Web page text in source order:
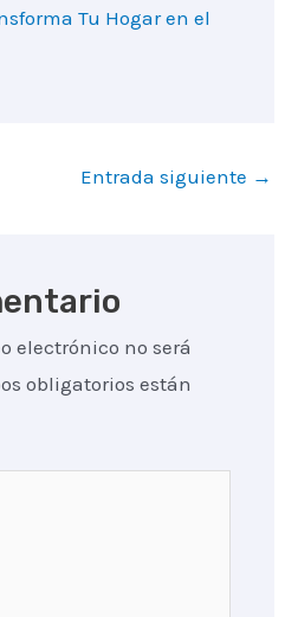
Tu Hogar en el
Entrada siguiente →
electrónico no será
obligatorios están